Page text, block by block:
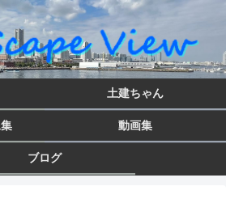
土建ちゃん
動画集
ブログ